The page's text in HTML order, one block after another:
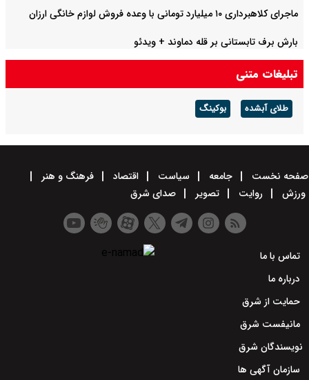
ماجرای کلاهبرداری ۱۰ میلیارد تومانی با وعده فروش لوازم خانگی ارزان
بارش برف تابستانی بر قله دماوند + ویدئو
تبلیغات متنی
طلای آبشده بوکینگ
صفحه نخست جامعه سیاست اقتصاد
فرهنگ و هنر
ورزش
روایت تصویر صدای شرق
تماس با ما
درباره ما
حمایت از شرق
مانیفست شرق
نویسندگان شرق
سازمان آگهی ها